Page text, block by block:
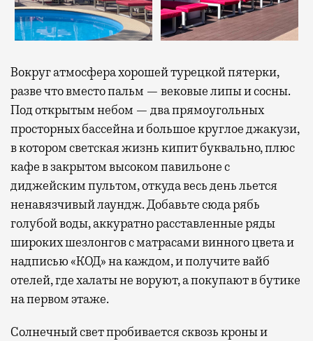
Вокруг атмосфера хорошей турецкой пятерки,
разве что вместо пальм — вековые липы и сосны.
Под открытым небом — два прямоугольных
просторных бассейна и большое круглое джакузи,
в котором светская жизнь кипит буквально, плюс
кафе в закрытом высоком павильоне с
диджейским пультом, откуда весь день льется
ненавязчивый лаундж. Добавьте сюда рябь
голубой воды, аккуратно расставленные ряды
широких шезлонгов с матрасами винного цвета и
надписью «КОД» на каждом, и получите вайб
отелей, где халаты не воруют, а покупают в бутике
на первом этаже.
Солнечный свет пробивается сквозь кроны и